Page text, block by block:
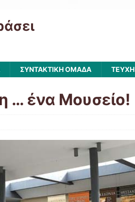
ΣΥΝΤΑΚΤΙΚΗ ΟΜΑΔΑ ΤΕΥΧΗ
… ένα Μουσείο!